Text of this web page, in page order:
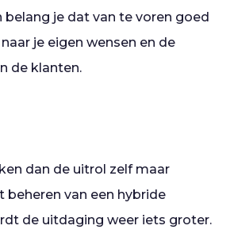
belang je dat van te voren goed
je eigen wensen en de
de klanten.
dan de uitrol zelf maar
beheren van een hybride
de uitdaging weer iets groter.